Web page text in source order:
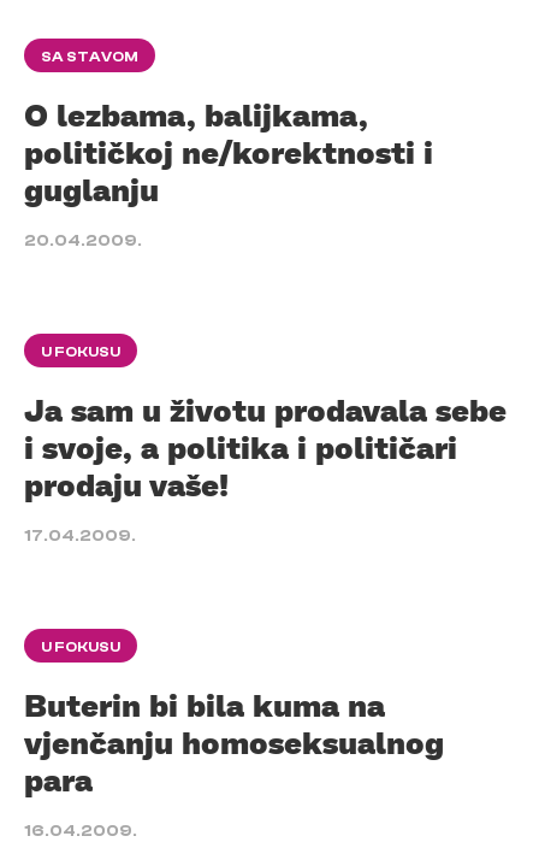
SA STAVOM
O lezbama, balijkama,
političkoj ne/korektnosti i
guglanju
20.04.2009.
U FOKUSU
Ja sam u životu prodavala sebe
i svoje, a politika i političari
prodaju vaše!
17.04.2009.
U FOKUSU
Buterin bi bila kuma na
vjenčanju homoseksualnog
para
16.04.2009.